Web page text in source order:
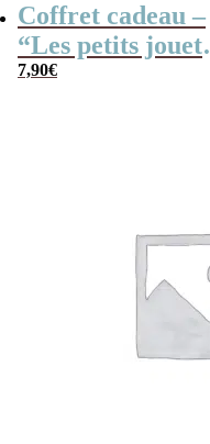
Coffret cadeau –
“Les petits jouets
des années 80”
7,90€